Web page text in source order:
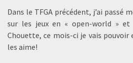
Dans le TFGA précédent, j’ai passé
sur les jeux en « open-world » et
Chouette, ce mois-ci je vais
les aime!